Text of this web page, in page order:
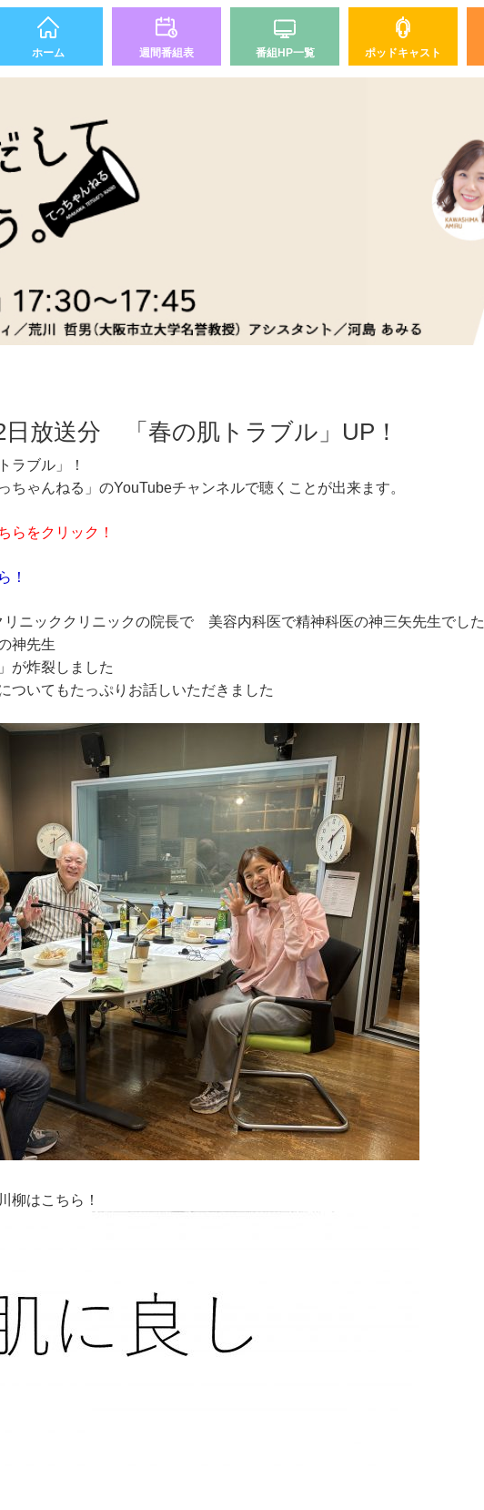
ホーム 週間番組表 番組HP一覧 ポッドキャスト
放送分 「春の肌トラブル」UP！
ラブル」！
ちゃんねる」のYouTubeチャンネルで聴くことが出来ます。
らをクリック！
！
リニッククリニックの院長で 美容内科医で精神科医の神三矢先生でした
神先生
が炸裂しました
ついてもたっぷりお話しいただきました
柳はこちら！